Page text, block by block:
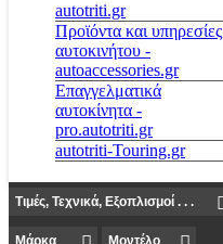
autotriti.gr
Προϊόντα και υπηρεσίες
αυτοκινήτου -
autoaccessories.gr
Επαγγελματικά
αυτοκίνητα -
pro.autotriti.gr
autotriti-Touring.gr